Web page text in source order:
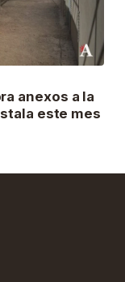
anexos a la
este mes